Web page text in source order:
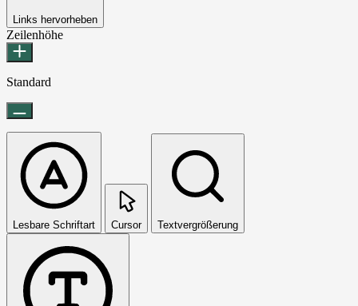
Links hervorheben
Zeilenhöhe
Standard
Lesbare Schriftart Cursor Textvergrößerung